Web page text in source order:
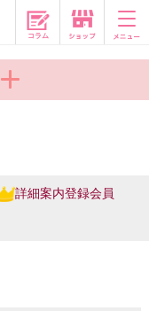
コラム
詳細案内登録会員